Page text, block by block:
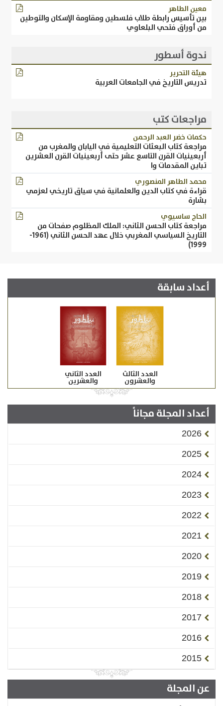
معين الطاهر
بين تأسيس رابطة طلاب فلسطين ومقاومة الإسكان والتوطين
من أوراق فتحي البلعاوي
ندوة أسطور
​هيئة التحرير
تدريس التاريخ في الجامعات العربية
مراجعات كتب
حكمات خضر العبد الرحمن
مراجعة كتاب البعثات التعليمية في اليابان والمغرب من
أربعينيات القرن التاسع عشر حتى أربعينيات القرن العشرين
تباين المقدمات وا
محمد الطاهر المنصوري
قراءة في كتاب الدين والعلمانية في سياق تاريخي لعزمي
بشارة
الحاج ساسيوي
مراجعة كتاب الحسن الثاني: الملك المظلوم صفحات من
التاريخ السياسي المغربي خلال عهد الحسن الثاني (1961-
1999)
أعداد سابقة
العدد الثالث
والعشرون
العدد الثاني
والعشرين
أعداد المجلة مجاناً
2026
2025
2024
2023
2022
2021
2020
2019
2018
2017
2016
2015
عن المجلة